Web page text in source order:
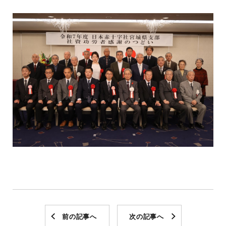
前の記事へ 次の記事へ